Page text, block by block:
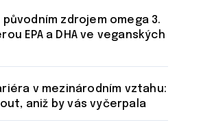
původním zdrojem omega 3.
EPA a DHA ve veganských
v mezinárodním vztahu:
aniž by vás vyčerpala